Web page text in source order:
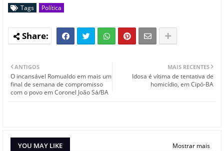
Tags Política
MAIS RECENTES
Idosa é vítima de tentativa de
homicídio, em Cipó-BA
ANTIGOS
O incansável Romualdo em mais um
final de semana de compromisso
com o povo em Coronel João Sá/BA
YOU MAY LIKE Mostrar mais